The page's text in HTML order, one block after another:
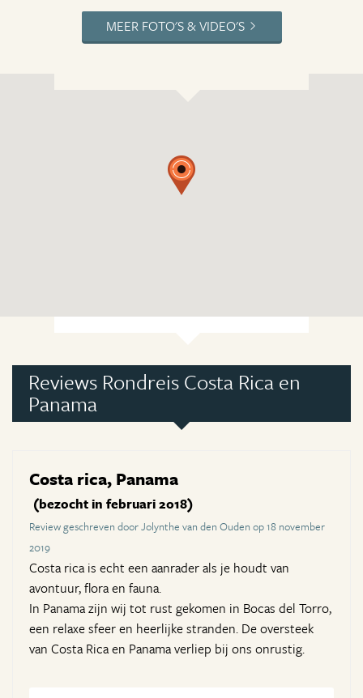
MEER FOTO'S & VIDEO'S
Reviews Rondreis Costa Rica en
Panama
Costa rica, Panama
(bezocht in februari 2018)
Review geschreven door Jolynthe van den Ouden op 18 november
2019
Costa rica is echt een aanrader als je houdt van
avontuur, flora en fauna.
In Panama zijn wij tot rust gekomen in Bocas del Torro,
een relaxe sfeer en heerlijke stranden. De oversteek
van Costa Rica en Panama verliep bij ons onrustig.